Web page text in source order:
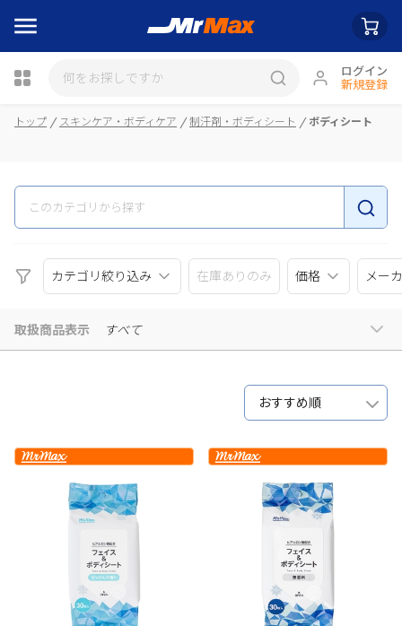
ログイン
新規登録
トップ スキンケア・ボディケア 制汗剤・ボディシート ボディシート
カテゴリ絞り込み 在庫ありのみ 価格 メー
取扱商品表示 すべて
おすすめ順